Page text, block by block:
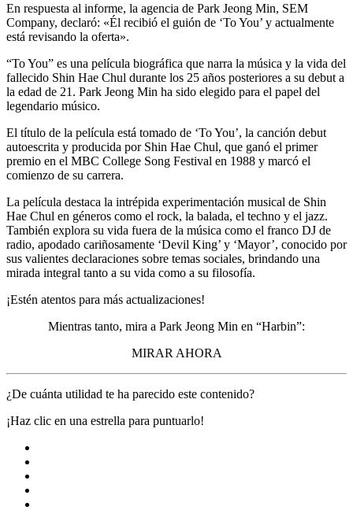
En respuesta al informe, la agencia de Park Jeong Min, SEM
Company, declaró: «Él recibió el guión de ‘To You’ y actualmente
está revisando la oferta».
“To You” es una película biográfica que narra la música y la vida del
fallecido Shin Hae Chul durante los 25 años posteriores a su debut a
la edad de 21. Park Jeong Min ha sido elegido para el papel del
legendario músico.
El título de la película está tomado de ‘To You’, la canción debut
autoescrita y producida por Shin Hae Chul, que ganó el primer
premio en el MBC College Song Festival en 1988 y marcó el
comienzo de su carrera.
La película destaca la intrépida experimentación musical de Shin
Hae Chul en géneros como el rock, la balada, el techno y el jazz.
También explora su vida fuera de la música como el franco DJ de
radio, apodado cariñosamente ‘Devil King’ y ‘Mayor’, conocido por
sus valientes declaraciones sobre temas sociales, brindando una
mirada integral tanto a su vida como a su filosofía.
¡Estén atentos para más actualizaciones!
Mientras tanto, mira a Park Jeong Min en “Harbin”:
MIRAR AHORA
¿De cuánta utilidad te ha parecido este contenido?
¡Haz clic en una estrella para puntuarlo!